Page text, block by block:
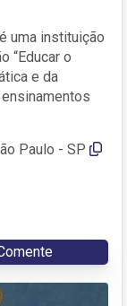
uma instituição
“Educar o
e da
Paulo - SP